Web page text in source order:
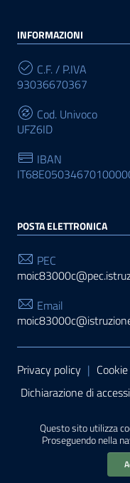
Questo sito utilizza
Proseguendo nella
INFORMAZIONI
C.F. / P.IVA
93036670367
Cod. Univoco
UFZ6ID
IBAN
POSTA ELETTRONICA
PEC
Email
Sezione Link
Privacy policy |
Dichiarazione di
PA di AgID
|